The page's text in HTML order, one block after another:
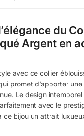
du
Argent en
avec ce collier
promet d’apporter
Le design intemporel
avec le
ce bijou un attrait